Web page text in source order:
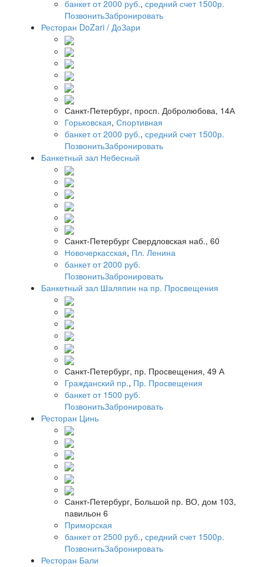
банкет от 2000 руб., средний счет 1500р.
ПозвонитьЗабронировать
Ресторан DoZari / ДоЗари
Санкт-Петербург, просп. Добролюбова, 14А
Горьковская, Спортивная
банкет от 2000 руб., средний счет 1500р.
ПозвонитьЗабронировать
Банкетный зал Небесный
Санкт-Петербург Свердловская наб., 60
Новочеркасская, Пл. Ленина
банкет от 2000 руб.
ПозвонитьЗабронировать
Банкетный зал Шаляпин на пр. Просвещения
Санкт-Петербург, пр. Просвещения, 49 А
Гражданский пр., Пр. Просвещения
банкет от 1500 руб.
ПозвонитьЗабронировать
Ресторан Цинь
Санкт-Петербург, Большой пр. ВО, дом 103,
павильон 6
Приморская
банкет от 2500 руб., средний счет 1500р.
ПозвонитьЗабронировать
Ресторан Бали